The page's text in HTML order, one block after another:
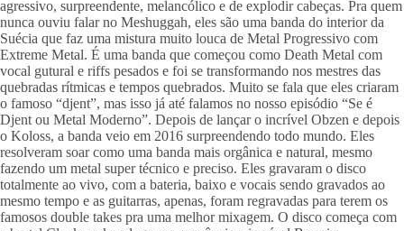
agressivo, surpreendente, melancólico e de explodir cabeças. Pra quem
nunca ouviu falar no Meshuggah, eles são uma banda do interior da
Suécia que faz uma mistura muito louca de Metal Progressivo com
Extreme Metal. É uma banda que começou como Death Metal com
vocal gutural e riffs pesados e foi se transformando nos mestres das
quebradas rítmicas e tempos quebrados. Muito se fala que eles criaram
o famoso “djent”, mas isso já até falamos no nosso episódio “Se é
Djent ou Metal Moderno”. Depois de lançar o incrível Obzen e depois
o Koloss, a banda veio em 2016 surpreendendo todo mundo. Eles
resolveram soar como uma banda mais orgânica e natural, mesmo
fazendo um metal super técnico e preciso. Eles gravaram o disco
totalmente ao vivo, com a bateria, baixo e vocais sendo gravados ao
mesmo tempo e as guitarras, apenas, foram regravadas para terem os
famosos double takes pra uma melhor mixagem. O disco começa com